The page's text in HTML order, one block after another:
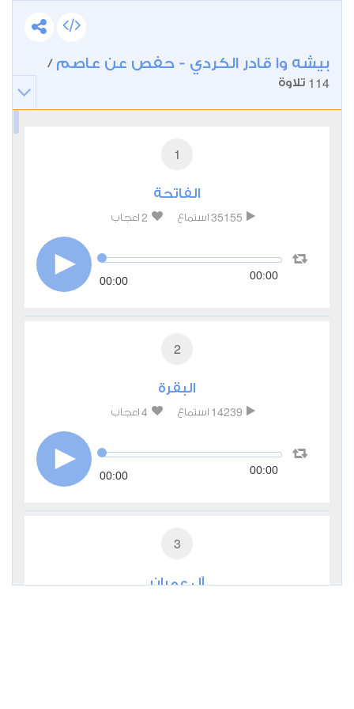
بيشه وا قادر الكردي - حفص عن عاصم /
114 تلاوة
1
الفاتحة
35155 استماع 2 اعجاب
00:00 00:00
2
البقرة
14239 استماع 4 اعجاب
00:00 00:00
3
آل عمران